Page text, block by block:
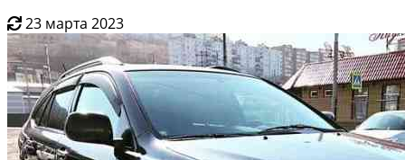
23 марта 2023